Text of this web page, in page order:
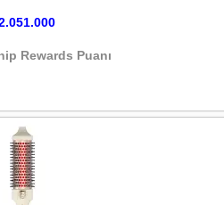
Rewards Puanı